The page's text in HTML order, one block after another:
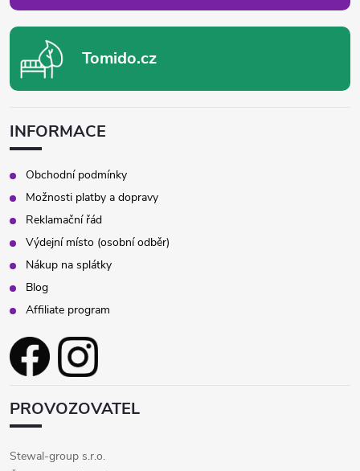
p
v
y
v
ý
p
i
s
u
Tomido.cz
INFORMACE
Obchodní podmínky
Možnosti platby a dopravy
Reklamační řád
Výdejní místo (osobní odběr)
Nákup na splátky
Blog
Affiliate program
PROVOZOVATEL
Stewal-group s.r.o.